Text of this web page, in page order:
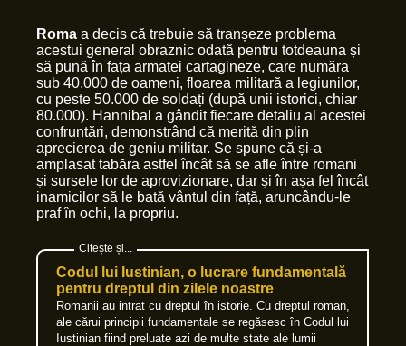
Roma a decis că trebuie să tranșeze problema
acestui general obraznic odată pentru totdeauna și
să pună în fața armatei cartagineze, care număra
sub 40.000 de oameni, floarea militară a legiunilor,
cu peste 50.000 de soldați (după unii istorici, chiar
80.000). Hannibal a gândit fiecare detaliu al acestei
confruntări, demonstrând că merită din plin
aprecierea de geniu militar. Se spune că și-a
amplasat tabăra astfel încât să se afle între romani
și sursele lor de aprovizionare, dar și în așa fel încât
inamicilor să le bată vântul din față, aruncându-le
praf în ochi, la propriu.
Codul lui Iustinian, o lucrare fundamentală
pentru dreptul din zilele noastre
Romanii au intrat cu dreptul în istorie. Cu dreptul roman,
ale cărui principii fundamentale se regăsesc în Codul lui
Iustinian fiind preluate azi de multe state ale lumii